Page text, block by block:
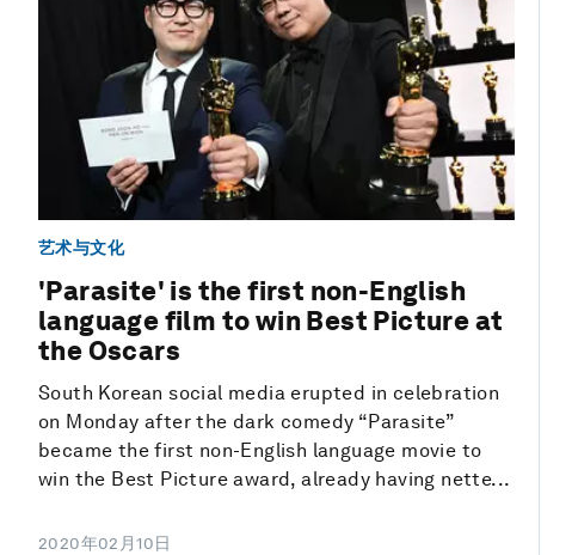
艺术与文化
'Parasite' is the first non-English
language film to win Best Picture at
the Oscars
South Korean social media erupted in celebration
on Monday after the dark comedy “Parasite”
became the first non-English language movie to
win the Best Picture award, already having nette...
2020年02月10日